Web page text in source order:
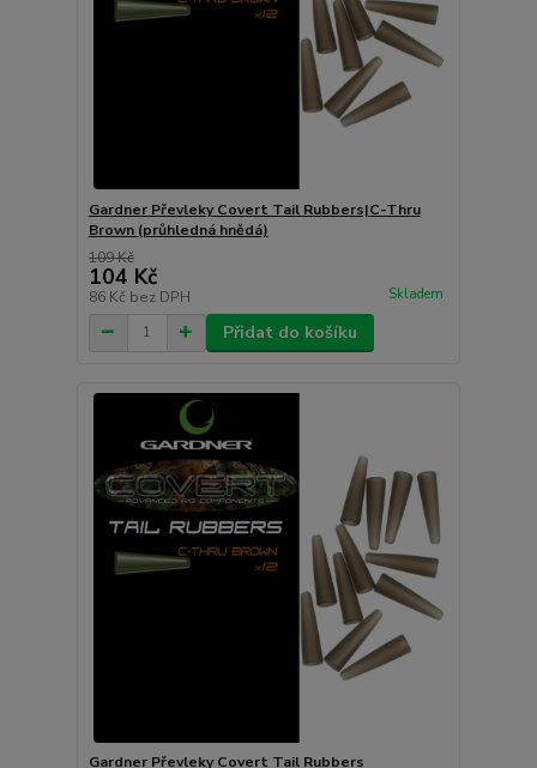
Gardner Převleky Covert Tail Rubbers|C-Thru
Brown (průhledná hnědá)
109 Kč
104 Kč
86 Kč bez DPH Skladem
Přidat do košíku
Gardner Převleky Covert Tail Rubbers